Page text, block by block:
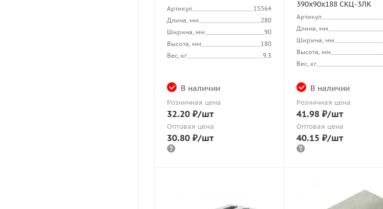
Артикул
15564
Длина, мм
280
Ширина, мм
90
Высота, мм
180
Вес, кг
9.3
В наличии
Розничная цена
32.20 ₽/шт
Оптовая цена
30.80 ₽/шт
390х90х188 СКЦ-3ЛК
Артикул
Длина, мм
Ширина, мм
Высота, мм
Вес, кг
В наличии
Розничная цена
41.98 ₽/шт
Оптовая цена
40.15 ₽/шт